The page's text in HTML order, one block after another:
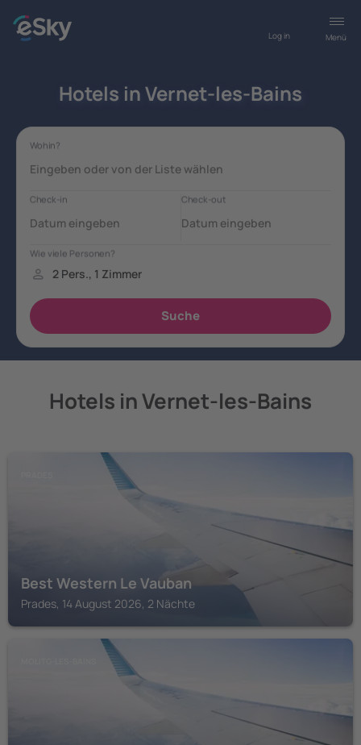
Menü
Log in
Hotels in Vernet-les-Bains
Hotels in Vernet-les-Bains
Best Western Le Vauban
Prades, 14 August 2026, 2 Nächte